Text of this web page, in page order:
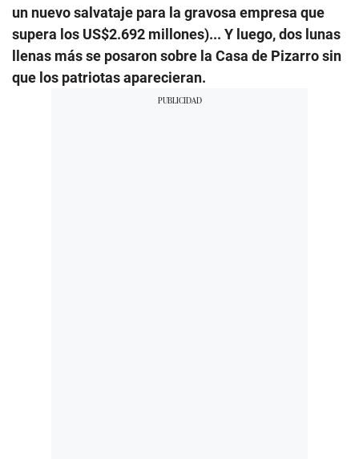
un nuevo salvataje para la gravosa empresa que
supera los US$2.692 millones)... Y luego, dos lunas
llenas más se posaron sobre la Casa de Pizarro sin
que los patriotas aparecieran.